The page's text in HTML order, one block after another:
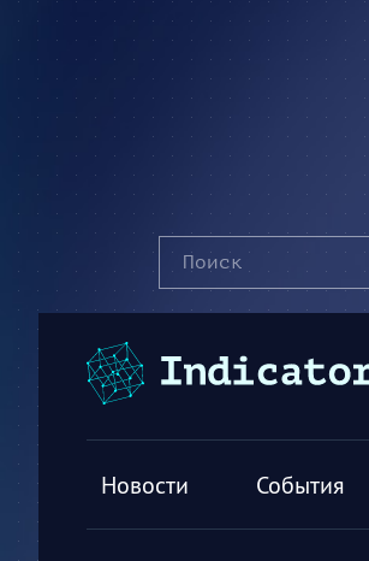
Новости События